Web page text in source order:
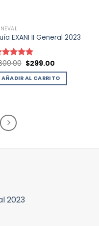
EXANI II General 2023
5.00
5
El
precio
original
era:
$600.00.
$299.00El
actual
es:
$299.00.
AÑADIR AL CARRITO
2023